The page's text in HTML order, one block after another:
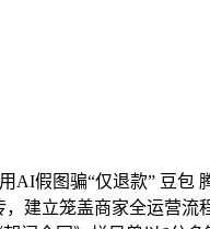
AI假图骗“仅退款” 豆包
建立笼盖商家全运营流